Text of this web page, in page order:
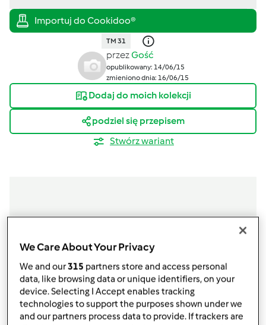
TM 31
przezGość
opublikowany: 14/06/15
zmieniono dnia: 16/06/15
Dodaj do moich kolekcji
podziel się przepisem
Stwórz wariant
Składniki na spód
340gciastek pełnoziarnistych typu digestive
120g masła
Składniki na masę serową
2łyżkiekstraktu z wanilli
We Care About Your Privacy
We and our315 partners store and access personal
data, like browsing data or unique identifiers, on your
device. Selecting I Accept enables tracking
technologies to support the purposes shown under we
and our partners process data to provide. If trackers are